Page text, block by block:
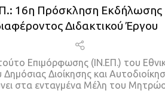
16η Πρόσκληση Εκδήλωσης
Διδακτικού Έργου
Επιμόρφωσης (ΙΝ.ΕΠ.) του
Διοίκησης και
στα ενταγμένα Μέλη του